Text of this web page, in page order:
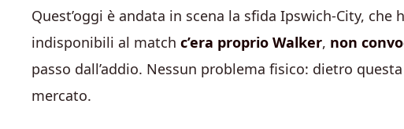
Quest’oggi è andata in scena la sfida Ipswich-City,
indisponibili al match c’era proprio Walker, non
passo dall’addio. Nessun problema fisico: dietro
mercato.